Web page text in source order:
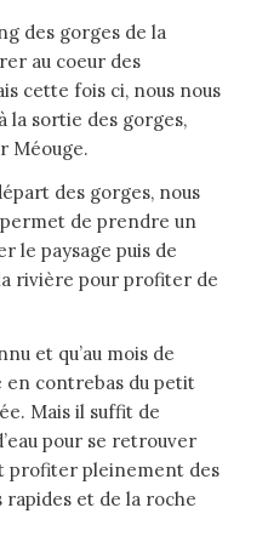
des gorges de la
au coeur des
cette fois ci, nous nous
la sortie des gorges,
Méouge.
des gorges, nous
de prendre un
le paysage puis de
rivière pour profiter de
et qu’au mois de
en contrebas du petit
Mais il suffit de
pour se retrouver
profiter pleinement des
rapides et de la roche